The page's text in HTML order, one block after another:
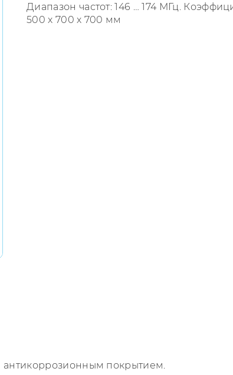
Диапазон частот: 146 … 174 МГц.
500 х 700 х 700 мм
покрытием.